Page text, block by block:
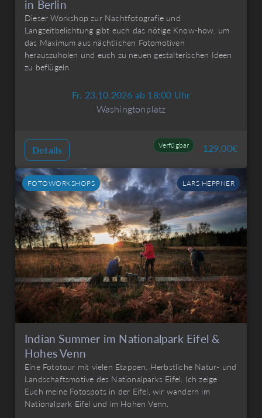
in Berlin
Dieser Workshop zur Nachtfotografie und
Langzeitbelichtung gibt euch das nötige Know-how, um
das Maximum aus nächtlichen Fotomotiven
herauszuholen und euch zu neuen gestalterischen Ideen
zu beflügeln.
Fr. 23.10.2026 ab 18:00 Uhr
Washingtonplatz
Details Verfügbar 129,00€
FOTOWORKSHOPS LARS HEPPNER
Indian Summer im Nationalpark Eifel &
Hohes Venn
Eine Fototour mit vielen Etappen. Herbstliche Natur- und
Landschaftsmotive des Nationalparks Eifel. Ich zeige
Euch meine Fotospots in der Eifel, wir wandern im
Nationalpark Eifel und im Hohen Venn.